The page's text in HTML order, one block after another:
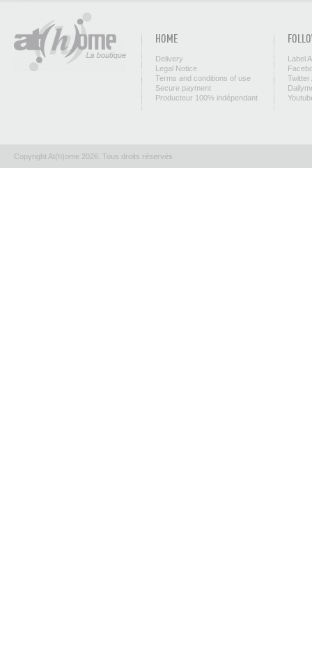
HOME
Delivery
Legal Notice
Terms and conditions of use
Secure payment
Producteur 100% indépendant
Label
Twitter
Copyright At(h)ome 2026. Tous droits réservés